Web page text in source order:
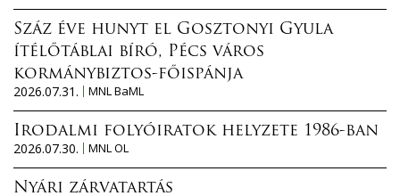
Száz éve hunyt el Gosztonyi Gyula
ítélőtáblai bíró, Pécs város
kormánybiztos-főispánja
2026.07.31.
MNL BaML
Irodalmi folyóiratok helyzete 1986-ban
2026.07.30.
MNL OL
Nyári zárvatartás